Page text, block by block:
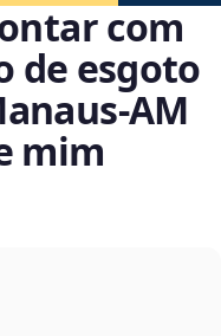
com
de esgoto
mim